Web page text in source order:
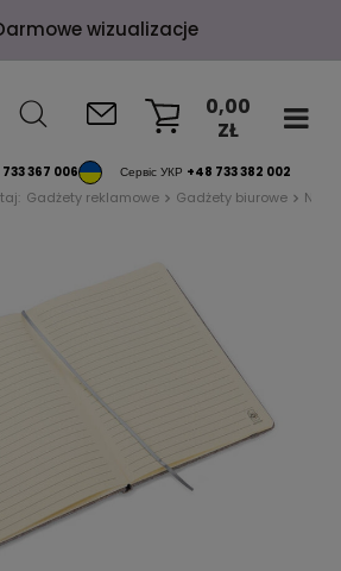
wizualizacje
367 006 Сервіс УКР +48 733 382 002
0,00
ZŁ
Gadżety reklamowe Gadżety biurowe